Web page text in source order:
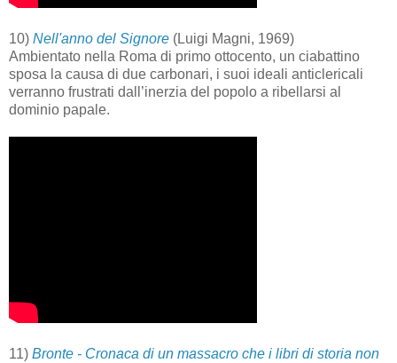
10) Nell'anno del Signore (Luigi Magni, 1969)
Ambientato nella Roma di primo ottocento, un ciabattino
sposa la causa di due carbonari, i suoi ideali anticlericali
verranno frustrati dall’inerzia del popolo a ribellarsi al
dominio papale.
11) Bronte - Cronaca di un massacro che i libri di storia non